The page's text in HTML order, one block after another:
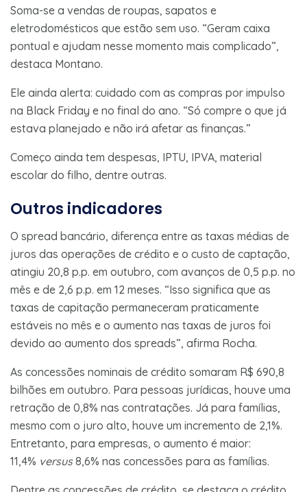
Soma-se a vendas de roupas, sapatos e
eletrodomésticos que estão sem uso. “Geram caixa
pontual e ajudam nesse momento mais complicado”,
destaca Montano.
Ele ainda alerta: cuidado com as compras por impulso
na Black Friday e no final do ano. “Só compre o que já
estava planejado e não irá afetar as finanças.”
Começo ainda tem despesas, IPTU, IPVA, material
escolar do filho, dentre outras.
Outros indicadores
O spread bancário, diferença entre as taxas médias de
juros das operações de crédito e o custo de captação,
atingiu 20,8 p.p. em outubro, com avanços de 0,5 p.p. no
mês e de 2,6 p.p. em 12 meses. “Isso significa que as
taxas de capitação permaneceram praticamente
estáveis no mês e o aumento nas taxas de juros foi
devido ao aumento dos spreads”, afirma Rocha.
As concessões nominais de crédito somaram R$ 690,8
bilhões em outubro. Para pessoas jurídicas, houve uma
retração de 0,8% nas contratações. Já para famílias,
mesmo com o juro alto, houve um incremento de 2,1%.
Entretanto, para empresas, o aumento é maior:
11,4% versus8,6% nas concessões para as famílias.